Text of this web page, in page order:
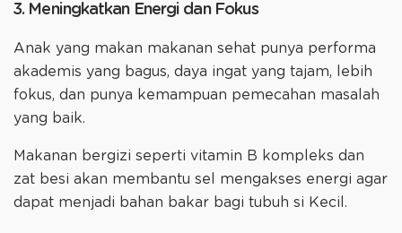
3. Meningkatkan Energi dan Fokus
Anak yang makan makanan sehat punya performa
akademis yang bagus, daya ingat yang tajam, lebih
fokus, dan punya kemampuan pemecahan masalah
yang baik.
Makanan bergizi seperti vitamin B kompleks dan
zat besi akan membantu sel mengakses energi agar
dapat menjadi bahan bakar bagi tubuh si Kecil.